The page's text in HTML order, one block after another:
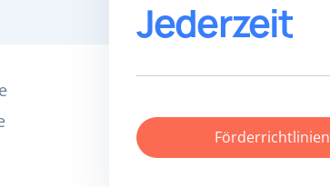
Jederzeit
Förderrichtlinien